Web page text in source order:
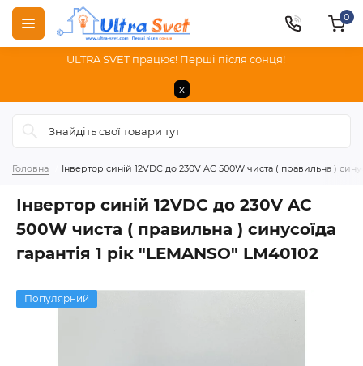
ULTRA SVET працює! Перші після сонця!
x
0
Головна Інвертор синій 12VDC до 230V AC 500W чиста ( правильна )
Інвертор синій 12VDC до 230V AC
500W чиста ( правильна ) синусоїда
гарантія 1 рік "LEMANSO" LM40102
Популярний